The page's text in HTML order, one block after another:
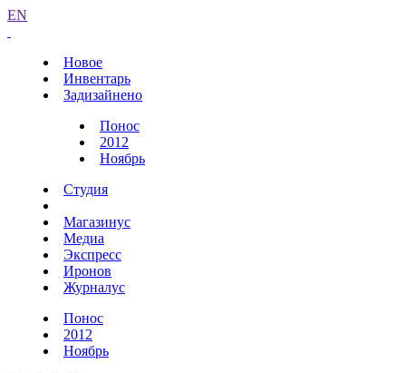
EN
Новое
Инвентарь
Задизайнено
Понос
2012
Ноябрь
Студия
Магазинус
Медиа
Экспресс
Иронов
Журналус
Понос
2012
Ноябрь